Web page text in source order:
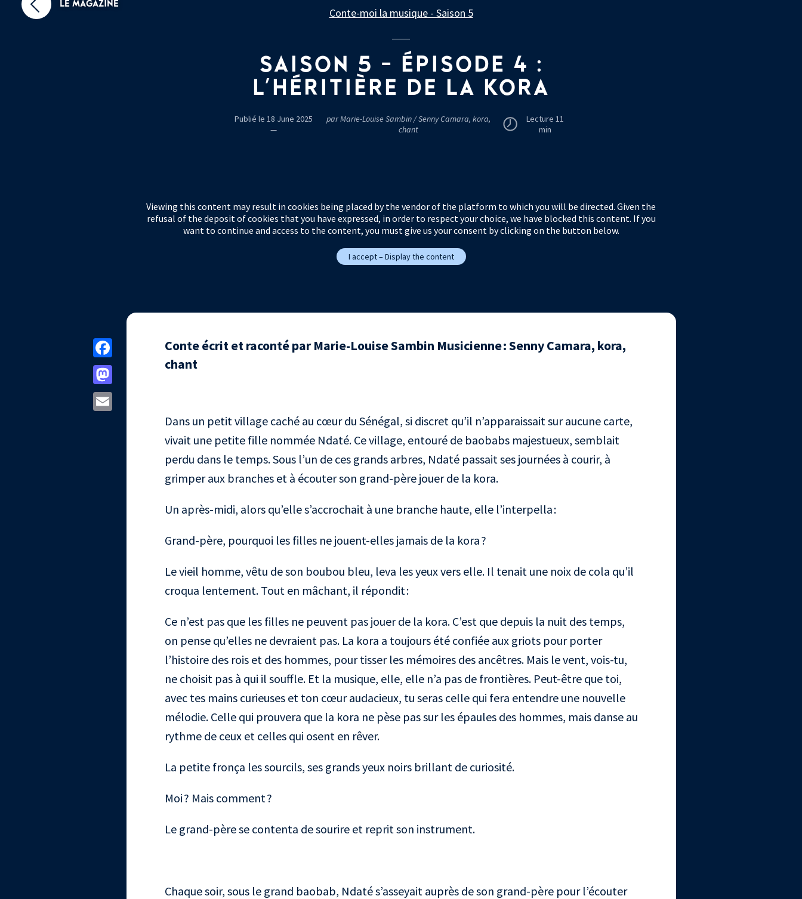
LE MAGAZINE
Conte-moi la musique - Saison 5
SAISON 5 - ÉPISODE 4 :
L'HÉRITIÈRE DE LA KORA
Publié le 18 June 2025
—
par Marie-Louise Sambin / Senny Camara, kora,
chant
Lecture 11
min
Viewing this content may result in cookies being placed by the vendor of the platform to which you will be directed. Given the
refusal of the deposit of cookies that you have expressed, in order to respect your choice, we have blocked this content. If you
want to continue and access to the content, you must give us your consent by clicking on the button below.
I accept – Display the content
Conte écrit et raconté par Marie-Louise Sambin Musicienne : Senny Camara, kora,
chant
Dans un petit village caché au cœur du Sénégal, si discret qu’il n’apparaissait sur aucune carte,
vivait une petite fille nommée Ndaté. Ce village, entouré de baobabs majestueux, semblait
perdu dans le temps. Sous l’un de ces grands arbres, Ndaté passait ses journées à courir, à
grimper aux branches et à écouter son grand-père jouer de la kora.
Un après-midi, alors qu’elle s’accrochait à une branche haute, elle l’interpella :
Grand-père, pourquoi les filles ne jouent-elles jamais de la kora ?
Le vieil homme, vêtu de son boubou bleu, leva les yeux vers elle. Il tenait une noix de cola qu’il
croqua lentement. Tout en mâchant, il répondit :
Ce n’est pas que les filles ne peuvent pas jouer de la kora. C’est que depuis la nuit des temps,
on pense qu’elles ne devraient pas. La kora a toujours été confiée aux griots pour porter
l’histoire des rois et des hommes, pour tisser les mémoires des ancêtres. Mais le vent, vois-tu,
ne choisit pas à qui il souffle. Et la musique, elle, elle n’a pas de frontières. Peut-être que toi,
avec tes mains curieuses et ton cœur audacieux, tu seras celle qui fera entendre une nouvelle
mélodie. Celle qui prouvera que la kora ne pèse pas sur les épaules des hommes, mais danse au
rythme de ceux et celles qui osent en rêver.
La petite fronça les sourcils, ses grands yeux noirs brillant de curiosité.
Moi ? Mais comment ?
Le grand-père se contenta de sourire et reprit son instrument.
Chaque soir, sous le grand baobab, Ndaté s’asseyait auprès de son grand-père pour l’écouter
Facebook
Mastodon
Email